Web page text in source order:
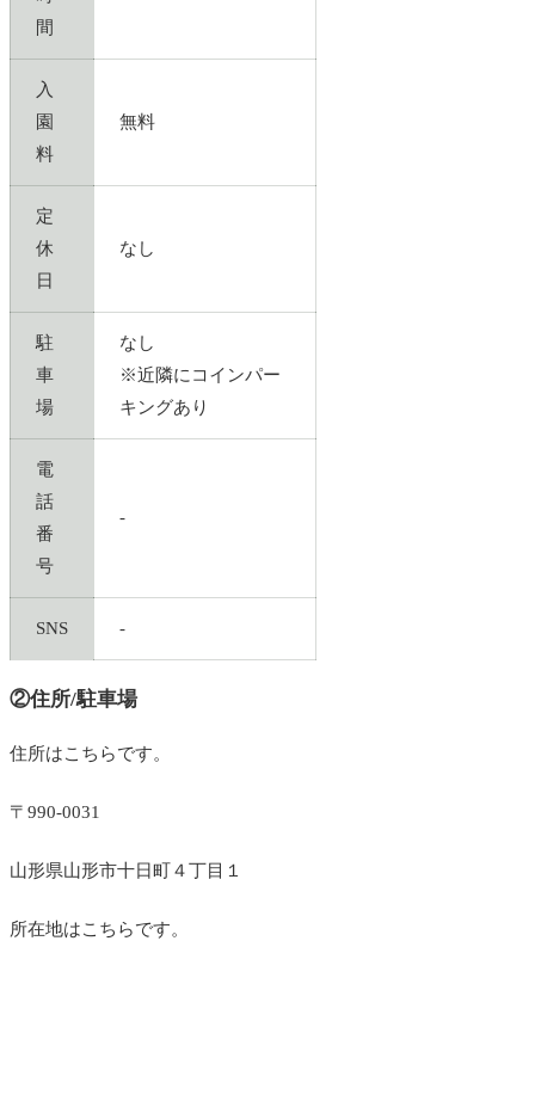
間
入
園
料
無料
定
休
日
なし
駐
車
場
なし
※近隣にコインパー
キングあり
電
話
番
号
-
SNS -
②住所/駐車場
住所はこちらです。
〒990-0031
山形県山形市十日町４丁目１
所在地はこちらです。